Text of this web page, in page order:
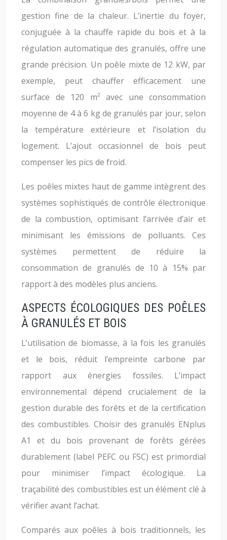
gestion fine de la chaleur. L’inertie du foyer,
conjuguée à la chauffe rapide du bois et à la
régulation automatique des granulés, offre une
grande précision. Un poêle mixte de 12 kW, par
exemple, peut chauffer efficacement une
surface de 120 m² avec une consommation
moyenne de 4 à 6 kg de granulés par jour, selon
la température extérieure et l’isolation du
logement. L’ajout occasionnel de bois peut
compenser les pics de froid.
Les poêles mixtes haut de gamme intègrent des
systèmes sophistiqués de contrôle électronique
de la combustion, optimisant l’arrivée d’air et
minimisant les émissions de polluants. Ces
systèmes permettent de réduire la
consommation de granulés de 10 à 15% par
rapport à des modèles plus anciens.
ASPECTS ÉCOLOGIQUES DES POÊLES
À GRANULÉS ET BOIS
L’utilisation de biomasse, à la fois les granulés
et le bois, réduit l’empreinte carbone par
rapport aux énergies fossiles. L’impact
environnemental dépend crucialement de la
gestion durable des forêts et de la certification
des combustibles. Choisir des granulés ENplus
A1 et du bois provenant de forêts gérées
durablement (label PEFC ou FSC) est primordial
pour minimiser l’impact écologique. La
traçabilité des combustibles est un élément clé à
vérifier avant l’achat.
Comparés aux poêles à bois traditionnels, les